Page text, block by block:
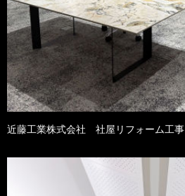
近藤工業株式会社 社屋リフォーム工事